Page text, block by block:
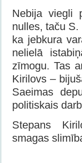
Nebija viegli
nulles, taču
ka jebkura
nelielā
zīmogu. Tas
Kirilovs –
Saeimas
politiskais
Stepans
smagas